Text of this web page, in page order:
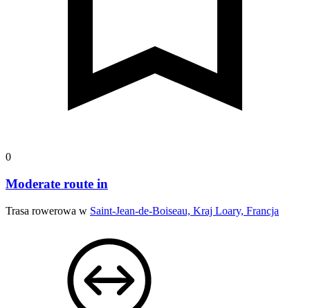
0
Moderate route in
Trasa rowerowa w Saint-Jean-de-Boiseau, Kraj Loary, Francja